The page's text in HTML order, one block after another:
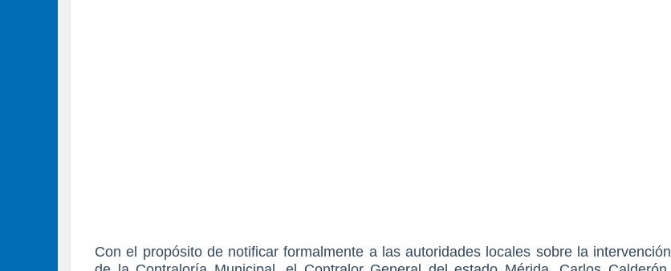
Con el propósito de notificar formalmente a las autoridades locales sobre la intervención